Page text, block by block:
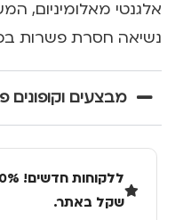
אלגנטי מאלומיניום,
נשיאה חסרת פשרות
מבצעים וקופונים
שקל באתר.